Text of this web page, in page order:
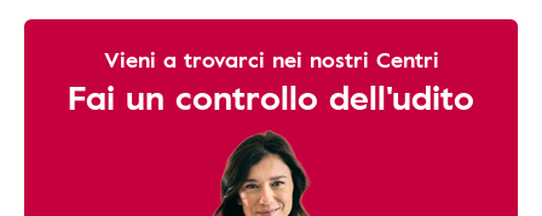
Vieni a trovarci nei nostri Centri
Fai un controllo dell'udito